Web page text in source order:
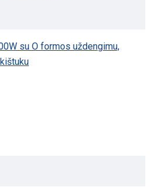
su O formos uždengimu,